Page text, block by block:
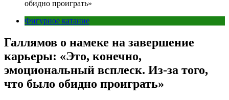
обидно проиграть»
Фигурное катание
Галлямов о намеке на завершение
карьеры: «Это, конечно,
эмоциональный всплеск. Из-за того,
что было обидно проиграть»